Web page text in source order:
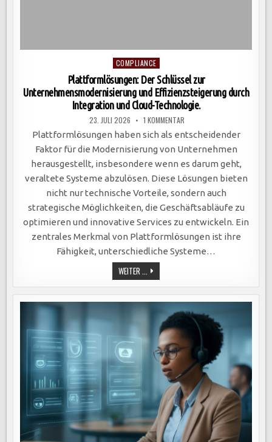
Posted
in
COMPLIANCE
Plattformlösungen: Der Schlüssel zur
Unternehmensmodernisierung und Effizienzsteigerung durch
Integration und Cloud-Technologie.
23. JULI 2026 1 KOMMENTAR
DER
SCHLÜSSEL
ZUR
UND
EFFIZIENZSTEIGERUNG
DURCH
INTEGRATION
UND
CLOUD-
TECHNOLOGIE.
Plattformlösungen haben sich als entscheidender
Faktor für die Modernisierung von Unternehmen
herausgestellt, insbesondere wenn es darum geht,
veraltete Systeme abzulösen. Diese Lösungen bieten
nicht nur technische Vorteile, sondern auch
strategische Möglichkeiten, die Geschäftsabläufe zu
optimieren und innovative Services zu entwickeln. Ein
zentrales Merkmal von Plattformlösungen ist ihre
Fähigkeit, unterschiedliche Systeme…
WEITER ... PLATTFORMLÖSUNGEN:
DER
SCHLÜSSEL
ZUR
UNTERNEHMENSMODERNISIERUNG
EFFIZIENZSTEIGERUNG
DURCH
INTEGRATION
UND
CLOUD-
TECHNOLOGIE.